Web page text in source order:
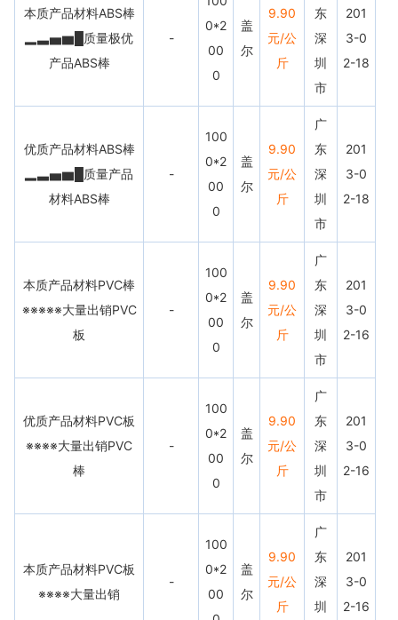
本质产品材料ABS棒
▂▃▅▆█质量极优
产品ABS棒
-
0*2
00
0
盖
尔
9.90
元/公
斤
东
深
圳
市
201
3-0
2-18
优质产品材料ABS棒
▂▃▅▆█质量产品
材料ABS棒
-
100
0*2
00
0
盖
尔
9.90
元/公
斤
广
东
深
圳
市
201
3-0
2-18
本质产品材料PVC棒
※※※※※大量出销PVC
板
-
100
0*2
00
0
盖
尔
9.90
元/公
斤
广
东
深
圳
市
201
3-0
2-16
优质产品材料PVC板
※※※※大量出销PVC
棒
-
100
0*2
00
0
盖
尔
9.90
元/公
斤
广
东
深
圳
市
201
3-0
2-16
本质产品材料PVC板
※※※※大量出销
-
100
0*2
00
盖
尔
9.90
元/公
斤
广
东
深
圳
201
3-0
2-16